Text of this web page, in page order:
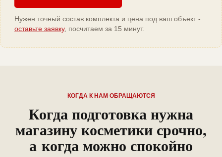
Нужен точный состав комплекта и цена под ваш объект -
оставьте заявку, посчитаем за 15 минут.
КОГДА К НАМ ОБРАЩАЮТСЯ
Когда подготовка нужна
магазину косметики срочно,
а когда можно спокойно